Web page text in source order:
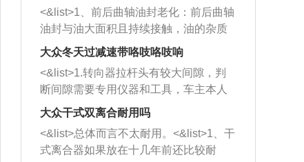
西取出来。但如果是因为积碳过多引起
的堵塞，就需要将三元催化器泡在草酸
洗剂对堵塞的情况得到解决，将清洗剂
放在燃油箱中，与燃油混合后，车辆启
动时，就可以和汽油一起进入到燃烧
室，最后形成废气排出，就可以让三元
催化器得到清洗，排气管堵塞的情况就
能够得到解决。
一圈半的练习，往右同样也要打相同的
圈数。 <&list>3、最后强调要反复练
习，这样就可以形成肌肉记忆，在真实
驾驶车辆时，不需要记忆也能打好方
向。
<&list>1、前后曲轴油封老化：前后曲轴
油封与油大面积且持续接触，油的杂质
和发动机内持续温度变化使其密封效果
逐渐减弱，导致渗油或漏油。<&list>2、
活塞间隙过大：积碳会使活塞环与缸体
的间隙扩大，导致机油流入燃烧室中，
造成烧机油。<&list>3、机油粘度。使用
机油粘度过小的话，同样会有烧机油现
象，机油粘度过小具有很好的流动性，
大众冬天过减速带咯吱咯吱响
<&list>1.转向器拉杆头有较大间隙，判
断间隙需要专用仪器和工具，车主本人
无法制作，需要将车辆送到修理厂或4s
店；<&list>2.车辆半轴套管防尘罩破
裂，破裂后会出现漏油现象，使半轴磨
损严重，磨损的半轴容易损坏，产生异
大众干式双离合耐用吗
<&list>总体而言不太耐用。<&list>1、干
式离合器如果放在十几年前还比较耐